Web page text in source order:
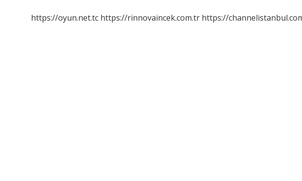
https://oyun.net.tc https://rinnovaincek.com.tr https://